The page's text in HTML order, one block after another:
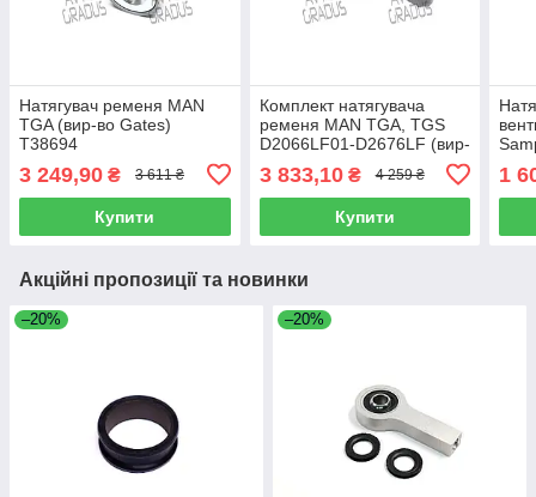
Натягувач ременя MAN
TGA (вир-во Gates)
T38694
3 249,90 ₴ 3 611 ₴
Купити
Комплект натягувача
ременя MAN TGA, TGS
D2066LF01-D2676LF (вир-
3 833,10₴ 4 259 ₴
Купити
1
Акційні пропозиції та новинки
–20% –20%